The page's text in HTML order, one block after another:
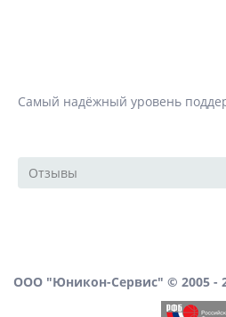
Самый надёжный уровень
Отзывы
ООО "Юникон-Сервис" © 2005 -